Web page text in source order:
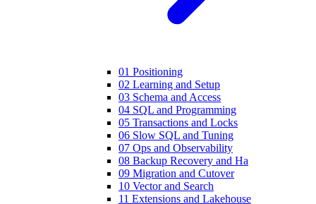
01 Positioning
02 Learning and Setup
03 Schema and Access
04 SQL and Programming
05 Transactions and Locks
06 Slow SQL and Tuning
07 Ops and Observability
08 Backup Recovery and Ha
09 Migration and Cutover
10 Vector and Search
11 Extensions and Lakehouse